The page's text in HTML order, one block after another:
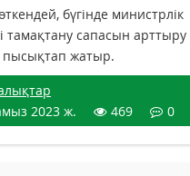
бүгінде министрлік
тамақтану сапасын арттыру
пысықтап жатыр.
2023 ж.
469 0